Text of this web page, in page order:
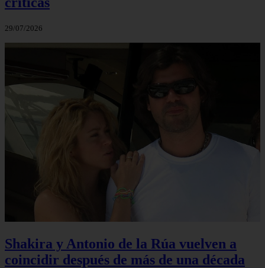
29/07/2026
Shakira y Antonio de la Rúa vuelven a
coincidir después de más de una década